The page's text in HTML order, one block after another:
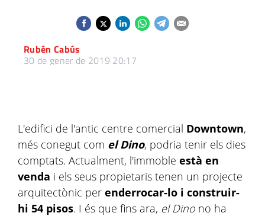
Rubén Cabús
30 de gener de 2019 20:17
L'edifici de l'antic centre comercial Downtown,
més conegut com el Dino, podria tenir els dies
comptats. Actualment, l'immoble està en
venda i els seus propietaris tenen un projecte
arquitectònic per enderrocar-lo i construir-
hi 54 pisos. I és que fins ara, el Dino no ha